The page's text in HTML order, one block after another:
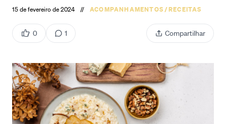
15 de fevereiro de 2024 // ACOMPANHAMENTOS/RECEITAS
0 1 Compartilhar